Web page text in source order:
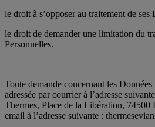
le droit à s’opposer au traitement de ses
le droit de demander une limitation du
Personnelles.
Toute demande concernant les
adressée par courrier à l’adresse
Thermes, Place de la Libération, 74500
email à l’adresse suivante :